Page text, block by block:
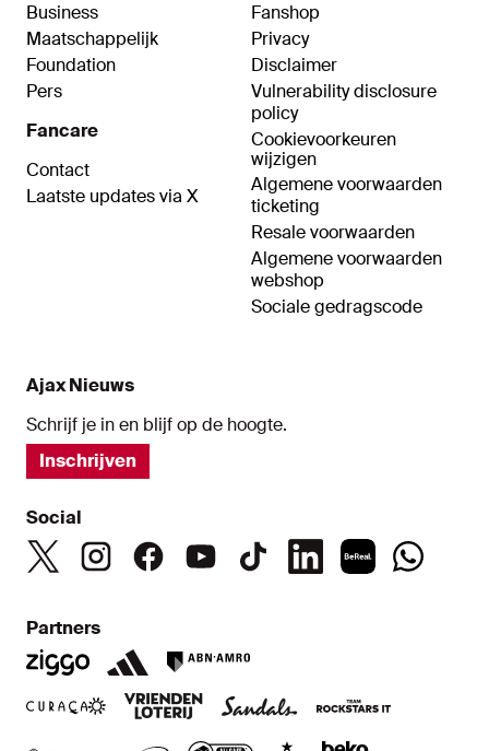
Business
Maatschappelijk
Foundation
Pers
Fancare
Contact
Laatste updates via X
Fanshop
Privacy
Disclaimer
Vulnerability disclosure
policy
Cookievoorkeuren
wijzigen
Algemene voorwaarden
ticketing
Resale voorwaarden
Algemene voorwaarden
webshop
Sociale gedragscode
Ajax Nieuws
Schrijf je in en blijf op de hoogte.
Inschrijven
Social
Partners